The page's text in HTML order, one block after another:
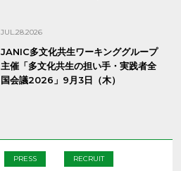
JUL.28.2026
JANIC多文化共生ワーキンググループ
主催「多文化共生の担い手・実践者全
国会議2026」9月3日（木）
PRESS RECRUIT